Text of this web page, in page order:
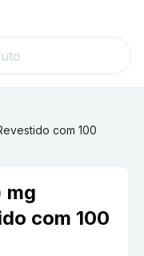
com 100
mg
com 100